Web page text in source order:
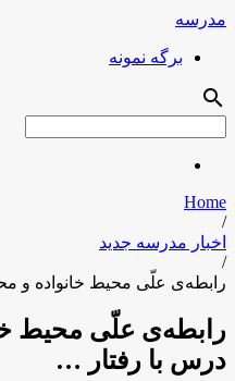
مدرسه
برگه نمونه
search
Home
/
اخبار مدرسه جدید
/
رابطه‌ی علّی محیط خانواده و
رابطه‌ی علّی محیط
درس با رفتار …